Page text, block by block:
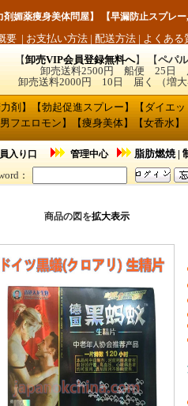
剤媚薬痩身美体問屋】 【早漏防止スプレ
要 | お支払い方法 | 配送方法 | よくある
【卸売VIP会員登録無料へ】 【ペパ
卸売送料2500円 船便 25日
卸売送料2000円 10日 届く （増大
剤 】【勃起促進スプレー 】【 ダイエ
男フエロモン 】 【痩身美体】 【女香水】
入り口 管理中心 脂肪燃焼|
：
商品の図を拡大表示